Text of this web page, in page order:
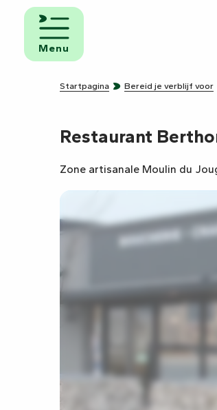
contenu
principal
Menu
Logies en
ontbijt
Startpagina Bereid je verblijf voor
Restaurant
Zone artisanale Moulin du